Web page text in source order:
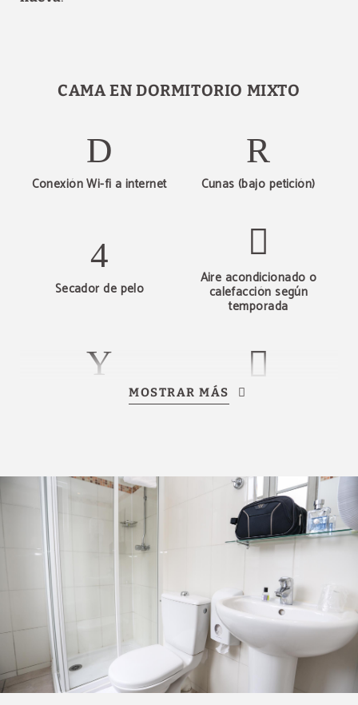
CAMA EN DORMITORIO MIXTO
Conexión Wi-fi a internet Cunas (bajo petición)
Secador de pelo
Aire acondicionado o
calefacción según
temporada
Baño privado Ropa de cama y toallas
MOSTRAR MÁS